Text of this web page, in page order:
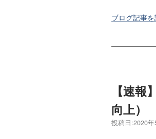
ブログ記事
【速
向上）
投稿日:2020